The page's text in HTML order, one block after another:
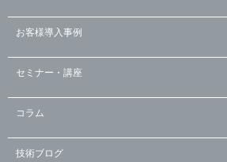
お客様導入事例
セミナー・講座
コラム
技術ブログ